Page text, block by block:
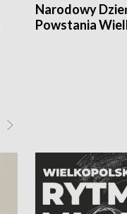
Narodowy
Powstania